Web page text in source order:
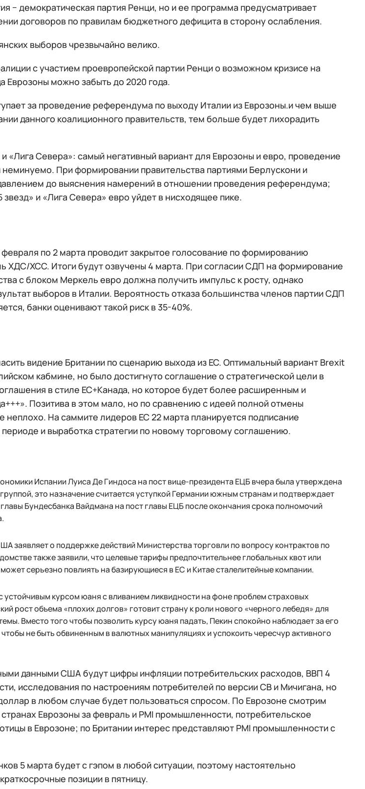
− демократическая партия Ренци, но и ее программа предусматривает
договоров по правилам бюджетного дефицита в сторону ослабления.
выборов чрезвычайно велико.
с участием проевропейской партии Ренци о возможном кризисе на
Еврозоны можно забыть до 2020 года.
за проведение референдума по выходу Италии из Еврозоны.и чем выше
данного коалиционного правительств, тем больше будет лихорадить
и «Лига Севера»: самый негативный вариант для Еврозоны и евро, проведение
При формировании правительства партиями Берлускони и
до выяснения намерений в отношении проведения референдума;
звезд» и «Лига Севера» евро уйдет в нисходящее пике.
по 2 марта проводит закрытое голосование по формированию
ХДС/ХСС. Итоги будут озвучены 4 марта. При согласии СДП на формирование
с блоком Меркель евро должна получить импульс к росту, однако
выборов в Италии. Вероятность отказа большинства членов партии СДП
банки оценивают такой риск в 35-40%.
видение Британии по сценарию выхода из ЕС. Оптимальный вариант Brexit
кабмине, но было достигнуто соглашение о стратегической цели в
в стиле ЕС+Канада, но которое будет более расширенным и
Позитива в этом мало, но по сравнению с идеей полной отмены
неплохо. На саммите лидеров ЕС 22 марта планируется подписание
и выработка стратегии по новому торговому соглашению.
Испании Луиса Де Гиндоса на пост вице-президента ЕЦБ вчера была утверждена
это назначение считается уступкой Германии южным странам и подтверждает
Бундесбанка Вайдмана на пост главы ЕЦБ после окончания срока полномочий
заявляет о поддержке действий Министерства торговли по вопросу контрактов по
также заявили, что целевые тарифы предпочтительнее глобальных квот или
серьезно повлиять на базирующиеся в ЕС и Китае сталелитейные компании.
устойчивым курсом юаня с вливанием ликвидности на фоне проблем страховых
рост объема «плохих долгов» готовит страну к роли нового «черного лебедя» для
Вместо того чтобы позволить курсу юаня падать, Пекин спокойно наблюдает за его
не быть обвиненным в валютных манипуляциях и успокоить чересчур активного
данными США будут цифры инфляции потребительских расходов, ВВП 4
исследования по настроениям потребителей по версии СВ и Мичигана, но
в любом случае будет пользоваться спросом. По Еврозоне смотрим
Еврозоны за февраль и PMI промышленности, потребительское
в Еврозоне; по Британии интерес представляют PMI промышленности с
5 марта будет с гэпом в любой ситуации, поэтому настоятельно
позиции в пятницу.